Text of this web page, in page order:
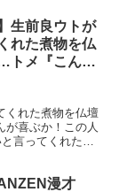
生前良ウトが
れた煮物を仏
トメ『こんな
ブチキレて・
くれた煮物を仏壇
喜ぶか！この人
言ってくれた煮
漫才